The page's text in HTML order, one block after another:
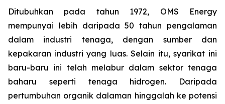
Ditubuhkan pada tahun 1972, OMS Energy
mempunyai lebih daripada 50 tahun pengalaman
dalam industri tenaga, dengan sumber dan
kepakaran industri yang luas. Selain itu, syarikat ini
baru-baru ini telah melabur dalam sektor tenaga
baharu seperti tenaga hidrogen. Daripada
pertumbuhan organik dalaman hinggalah ke potensi